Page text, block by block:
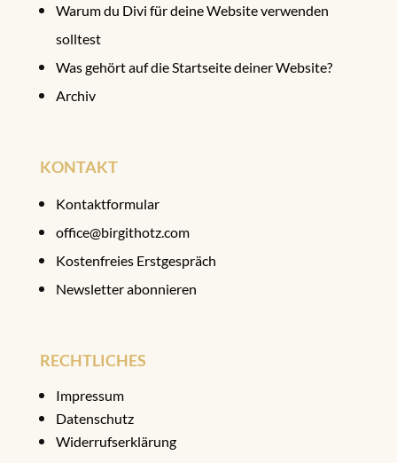
Warum du Divi für deine Website verwenden
solltest
Was gehört auf die Startseite deiner Website?
Archiv
KONTAKT
Kontaktformular
office@birgithotz.com
Kostenfreies Erstgespräch
Newsletter abonnieren
RECHTLICHES
Impressum
Datenschutz
Widerrufserklärung